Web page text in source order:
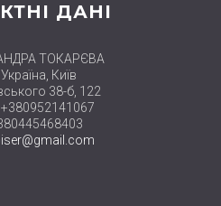
ДАНІ
ТОКАРЄВА
Київ
38-б, 122